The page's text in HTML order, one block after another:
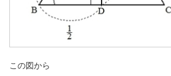
この図から